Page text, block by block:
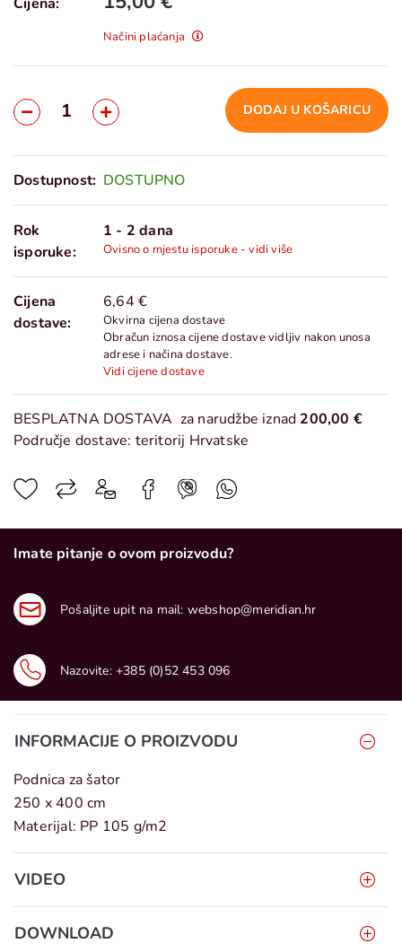
Načini plaćanja
DODAJ U KOŠARICU
Dostupnost: DOSTUPNO
Rok
isporuke:
1 - 2 dana
Ovisno o mjestu isporuke - vidi više
Cijena
dostave:
6,64 €
Okvirna cijena dostave
Obračun iznosa cijene dostave vidljiv nakon unosa
adrese i načina dostave.
Vidi cijene dostave
BESPLATNA DOSTAVA za narudžbe iznad 200,00 €
Područje dostave: teritorij Hrvatske
Imate pitanje o ovom proizvodu?
Pošaljite upit na mail: webshop@meridian.hr
Nazovite: +385 (0)52 453 096
INFORMACIJE O PROIZVODU
Podnica za šator
250 x 400 cm
Materijal: PP 105 g/m2
VIDEO
DOWNLOAD